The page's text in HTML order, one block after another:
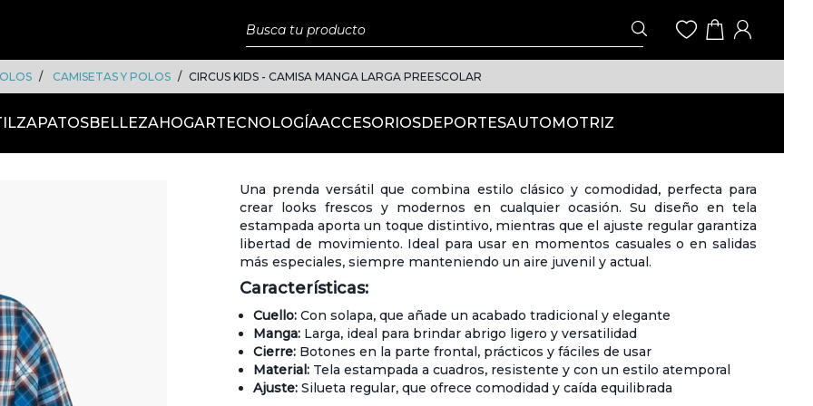
CAMISETAS Y POLOS CIRCUS KIDS - CAMISA MANGA LARGA PREESCOLAR
ZAPATOSBELLEZAHOGARTECNOLOGÍAACCESORIOSDEPORTESAUTOMOTRIZ
Una prenda versátil que combina estilo clásico y comodidad, perfecta para
crear looks frescos y modernos en cualquier ocasión. Su diseño en tela
estampada aporta un toque distintivo, mientras que el ajuste regular garantiza
libertad de movimiento. Ideal para usar en momentos casuales o en salidas
más especiales, siempre manteniendo un aire juvenil y actual.
Características:
Cuello: Con solapa, que añade un acabado tradicional y elegante
Manga: Larga, ideal para brindar abrigo ligero y versatilidad
Cierre: Botones en la parte frontal, prácticos y fáciles de usar
Material: Tela estampada a cuadros, resistente y con un estilo atemporal
Ajuste: Silueta regular, que ofrece comodidad y caída equilibrada